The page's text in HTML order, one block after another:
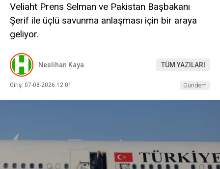
Veliaht Prens Selman ve Pakistan Başbakanı
Şerif ile üçlü savunma anlaşması için bir araya
geliyor.
Neslihan Kaya TÜM YAZILARI
Giriş: 07-08-2026 12:01 Gündem